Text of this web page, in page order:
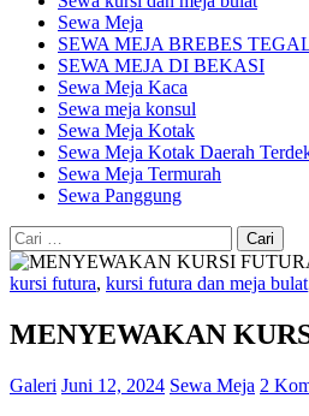
Sewa Meja
SEWA MEJA BREBES
SEWA MEJA DI BEKASI
Sewa Meja Kaca
Sewa meja konsul
Sewa Meja Kotak
Sewa Meja Kotak Daerah
Sewa Meja Termurah
Sewa Panggung
Cari
untuk:
kursi futura, kursi futura dan meja bulat
MENYEWAKAN
Galeri Juni 12, 2024 Sewa Meja 2